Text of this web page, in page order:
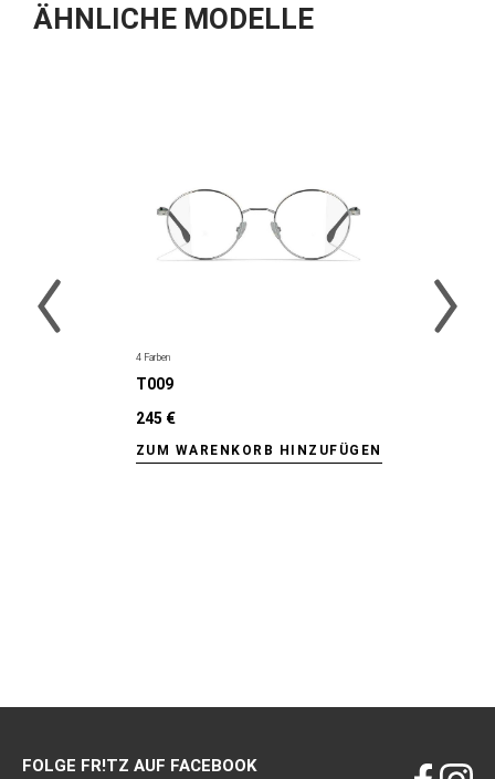
ÄHNLICHE MODELLE
4 Farben
T009
245 €
ZUM WARENKORB HINZUFÜGEN
FOLGE FR!TZ AUF FACEBOOK